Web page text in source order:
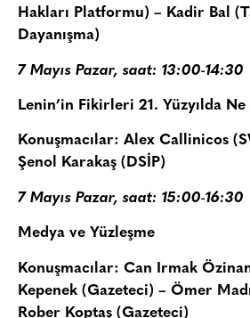
Hakları Platformu) – Kadir Bal
Dayanışma)
7 Mayıs Pazar, saat: 13:00-14:30
Lenin’in Fikirleri 21. Yüzyılda
Konuşmacılar: Alex Callinicos
Şenol Karakaş (DSİP)
7 Mayıs Pazar, saat: 15:00-16:30
Medya ve Yüzleşme
Konuşmacılar: Can Irmak
Kepenek (Gazeteci) – Ömer
Rober Koptaş (Gazeteci)